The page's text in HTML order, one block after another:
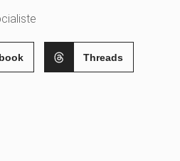
Threads